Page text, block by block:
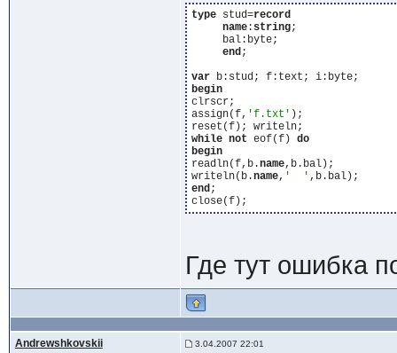
type stud=record
name:string;
     bal:byte;
end;
var
begin
clrscr;
assign(f, 'f.txt' );
while not eof(f) do
begin
readln(f,b.name,b.bal);
writeln(b.name, '  '
end;
Где тут ошибка
Andrewshkovskii 3.04.2007 22:01